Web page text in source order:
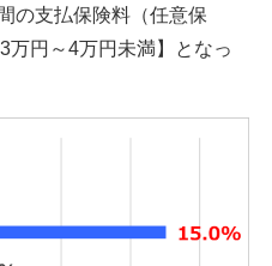
の支払保険料（任意保
万円～4万円未満】となっ